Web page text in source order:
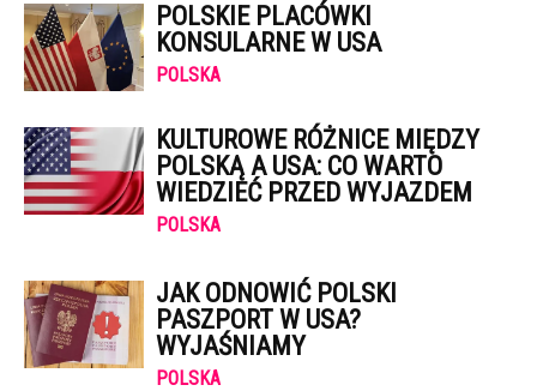
POLSKIE PLACÓWKI
KONSULARNE W USA
POLSKA
KULTUROWE RÓŻNICE MIĘDZY
POLSKĄ A USA: CO WARTO
WIEDZIEĆ PRZED WYJAZDEM
POLSKA
JAK ODNOWIĆ POLSKI
PASZPORT W USA?
WYJAŚNIAMY
POLSKA